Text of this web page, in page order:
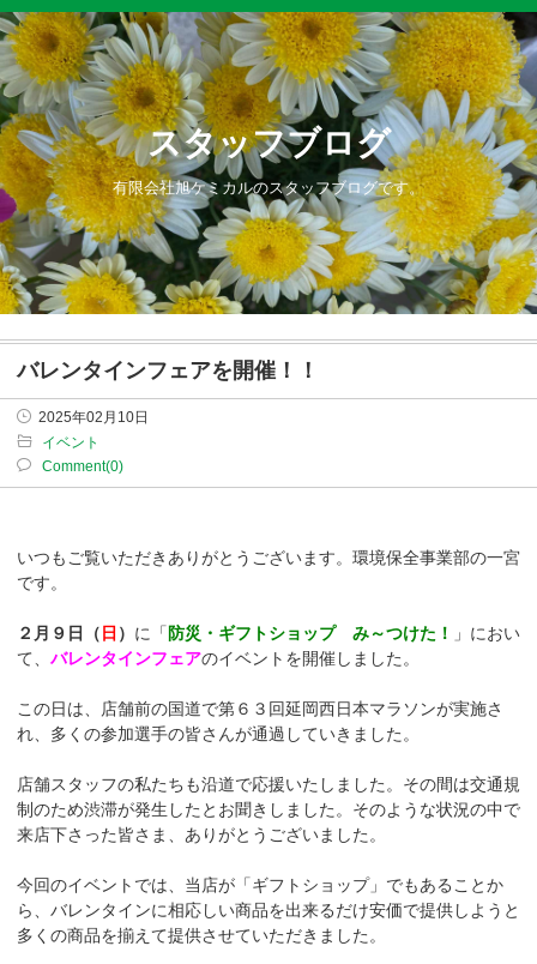
スタッフブログ
有限会社旭ケミカルのスタッフブログです。
バレンタインフェアを開催！！
2025年02月10日
イベント
Comment(0)
いつもご覧いただきありがとうございます。環境保全事業部の一宮
です。
２月９日（ 日 ） に「 防災・ギフトショップ み～つけた！
」におい
て、 バレンタインフェアのイベントを開催しました。
この日は、店舗前の国道で第６３回延岡西日本マラソンが実施さ
れ、多くの参加選手の皆さんが通過していきました。
店舗スタッフの私たちも沿道で応援いたしました。その間は交通規
制のため渋滞が発生したとお聞きしました。そのような状況の中で
来店下さった皆さま、ありがとうございました。
今回のイベントでは、当店が「ギフトショップ」でもあることか
ら、バレンタインに相応しい商品を出来るだけ安価で提供しようと
多くの商品を揃えて提供させていただきました。